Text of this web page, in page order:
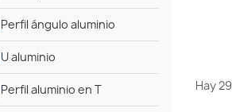
Perfil ángulo aluminio
U aluminio
Perfil aluminio en T Hay